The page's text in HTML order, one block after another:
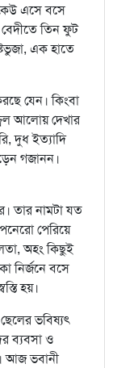
এসে বসে
তিন ফুট
এক হাতে
যেন। কিংবা
আলোয় দেখার
দুধ ইত্যাদি
গজানন।
তার নামটা যত
পেরিয়ে
অহং কিছুই
নির্জনে বসে
হয়।
ভবিষ্যৎ
ব্যবসা ও
আজ ভবানী